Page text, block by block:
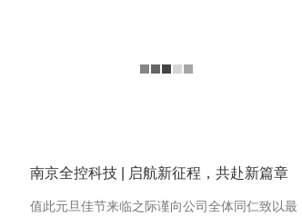
南京全控科技 | 启航新征程，共赴新篇章
值此元旦佳节来临之际谨向公司全体同仁致以最